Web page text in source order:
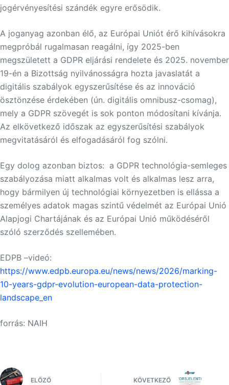
jogérvényesítési szándék egyre erősödik.
A joganyag azonban élő, az Európai Uniót érő kihívásokra
megpróbál rugalmasan reagálni, így 2025-ben
megszületett a GDPR eljárási rendelete és 2025. november
19-én a Bizottság nyilvánosságra hozta javaslatát a
digitális szabályok egyszerűsítése és az innováció
ösztönzése érdekében (ún. digitális omnibusz-csomag),
mely a GDPR szövegét is sok ponton módosítani kívánja.
Az elkövetkező időszak az egyszerűsítési szabályok
megvitatásáról és elfogadásáról fog szólni.
Egy dolog azonban biztos: a GDPR technológia-semleges
szabályozása miatt alkalmas volt és alkalmas lesz arra,
hogy bármilyen új technológiai környezetben is ellássa a
személyes adatok magas szintű védelmét az Európai Unió
Alapjogi Chartájának és az Európai Unió működéséről
szóló szerződés szellemében.
EDPB –videó:
https://www.edpb.europa.eu/news/news/2026/marking-
10-years-gdpr-evolution-european-data-protection-
landscape_en
forrás: NAIH
ELŐZŐ KÖVETKEZŐ